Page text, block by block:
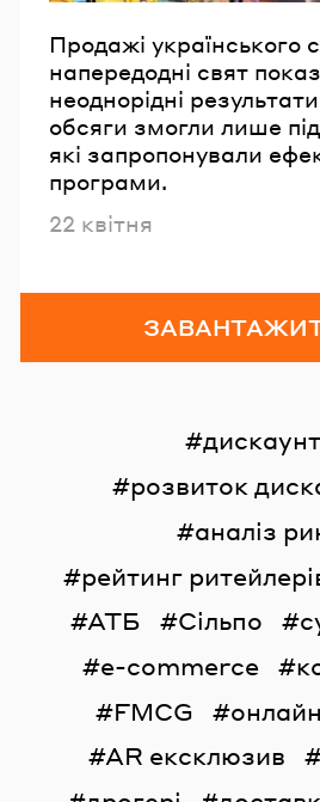
Продажі українського
напередодні свят
неоднорідні
обсяги змогли лише
які запропонували
програми.
Опубліковано
22 квітня
розвиток
аналіз
рейтинг
АТБ
Сільпо
e-commerce
FMCG
AR ексклюзив